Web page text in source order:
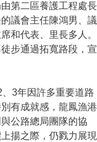
第二區養護工程處長
議會主任陳鴻男、議
和代表、里長多人。
步通過拓寬路段，宣
3年因許多重要道路
有成就感，龍鳳漁港
公路總局團隊的協
揚之際，仍戮力展現